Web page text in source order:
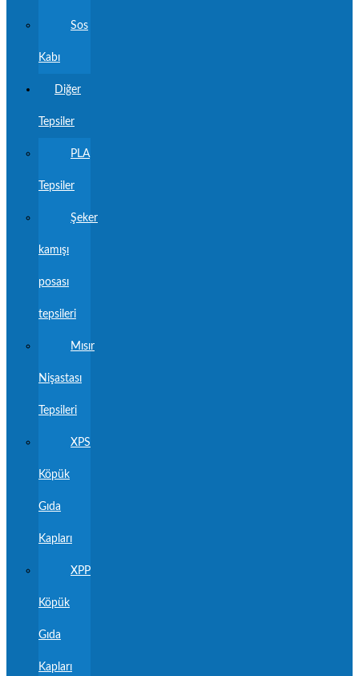
Sos
Kabı
Diğer
Tepsiler
PLA
Tepsiler
Şeker
kamışı
posası
tepsileri
Mısır
Nişastası
Tepsileri
XPS
Köpük
Gıda
Kapları
XPP
Köpük
Gıda
Kapları